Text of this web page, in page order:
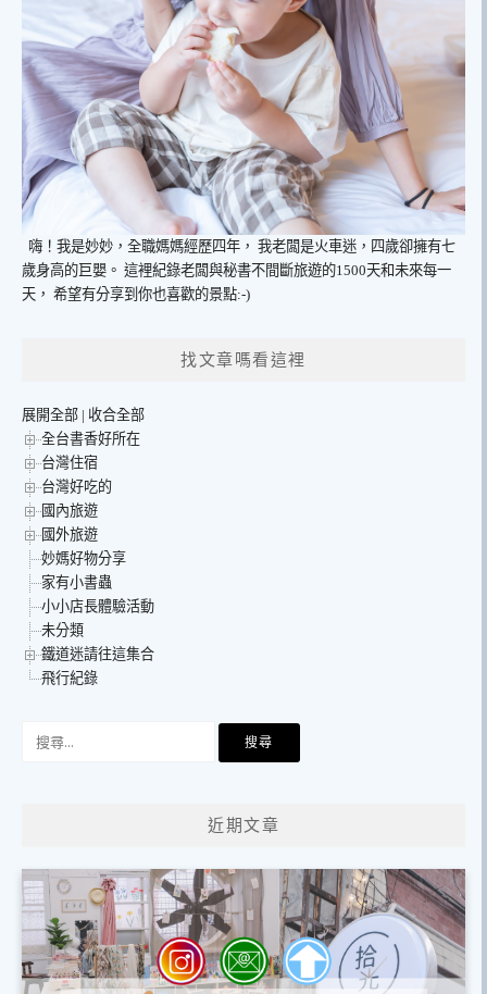
嗨！我是妙妙，全職媽媽經歷四年， 我老闆是火車迷，四歲卻擁有七
歲身高的巨嬰。 這裡紀錄老闆與秘書不間斷旅遊的1500天和未來每一
天， 希望有分享到你也喜歡的景點:-)
找文章嗎看這裡
展開全部 | 收合全部
全台書香好所在
台灣住宿
台灣好吃的
國內旅遊
國外旅遊
妙媽好物分享
家有小書蟲
小小店長體驗活動
未分類
鐵道迷請往這集合
飛行紀錄
近期文章